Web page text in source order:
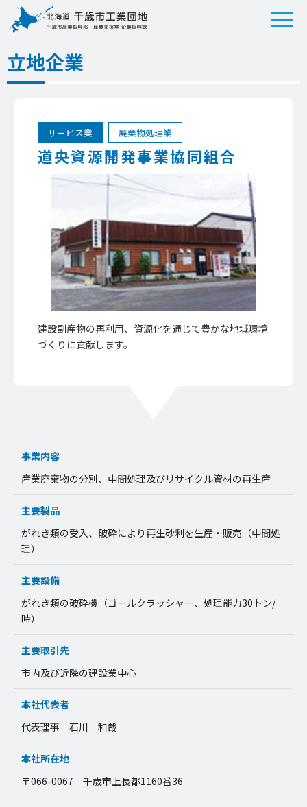
立地企業
サービス業 廃棄物処理業
道央資源開発事業協同組合
建設副産物の再利用、資源化を通じて豊かな地域環境
づくりに貢献します。
事業内容
産業廃棄物の分別、中間処理及びリサイクル資材の再生産
主要製品
がれき類の受入、破砕により再生砂利を生産・販売（中間処
理）
主要設備
がれき類の破砕機（ゴールクラッシャー、処理能力30トン/
時）
主要取引先
市内及び近隣の建設業中心
本社代表者
代表理事 石川 和哉
本社所在地
〒066-0067 千歳市上長都1160番36